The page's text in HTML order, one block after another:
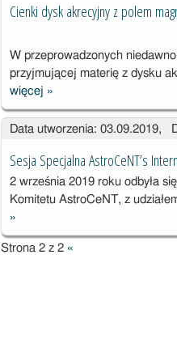
Cienki dysk akrecyjny z polem
W przeprowadzonych
przyjmującej materię z dysku
więcej Cienki dysk
akrecyjny z
polem
»
Data utworzenia: 03.09.2019,
Sesja Specjalna AstroCeNT’s
2 września 2019 roku odbyła
Komitetu AstroCeNT, z
Sesja
Specjalna
»
Strona 2 z 2 «